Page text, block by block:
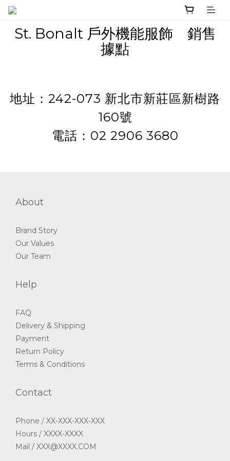
St. Bonalt 戶外機能服飾 銷售
據點
地址：242-073 新北市新莊區新樹路
160號
電話：02 2906 3680
About
Brand Story
Our Values
Our Team
Help
FAQ
Delivery & Shipping
Payment
Return Policy
Terms & Conditions
Contact
Phone / XX-XXX-XXX-XXX
Hours / XXXX-XXXX
Mail / XXX@XXXX.COM